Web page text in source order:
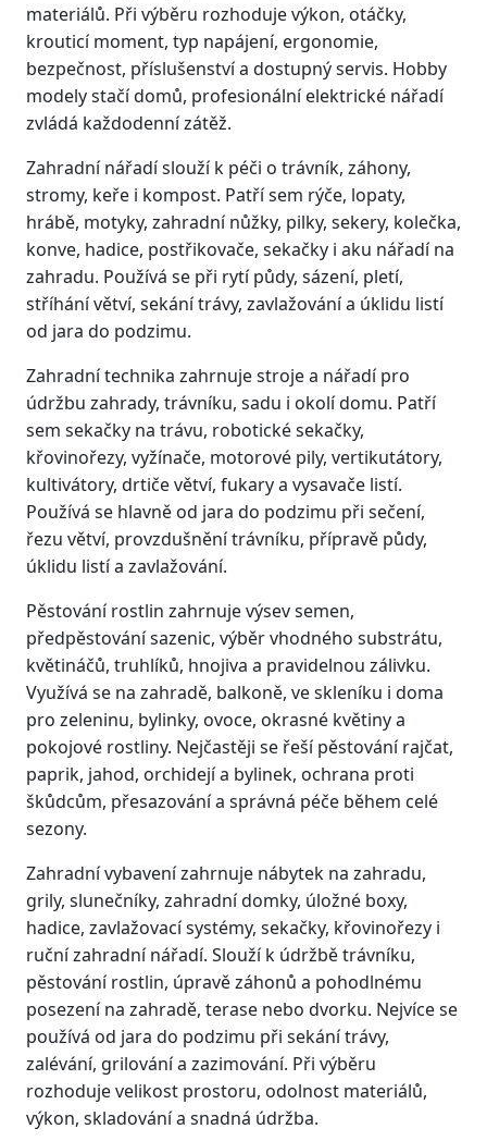
materiálů. Při výběru rozhoduje výkon, otáčky,
krouticí moment, typ napájení, ergonomie,
bezpečnost, příslušenství a dostupný servis. Hobby
modely stačí domů, profesionální elektrické nářadí
zvládá každodenní zátěž.
Zahradní nářadí slouží k péči o trávník, záhony,
stromy, keře i kompost. Patří sem rýče, lopaty,
hrábě, motyky, zahradní nůžky, pilky, sekery, kolečka,
konve, hadice, postřikovače, sekačky i aku nářadí na
zahradu. Používá se při rytí půdy, sázení, pletí,
stříhání větví, sekání trávy, zavlažování a úklidu listí
od jara do podzimu.
Zahradní technika zahrnuje stroje a nářadí pro
údržbu zahrady, trávníku, sadu i okolí domu. Patří
sem sekačky na trávu, robotické sekačky,
křovinořezy, vyžínače, motorové pily, vertikutátory,
kultivátory, drtiče větví, fukary a vysavače listí.
Používá se hlavně od jara do podzimu při sečení,
řezu větví, provzdušnění trávníku, přípravě půdy,
úklidu listí a zavlažování.
Pěstování rostlin zahrnuje výsev semen,
předpěstování sazenic, výběr vhodného substrátu,
květináčů, truhlíků, hnojiva a pravidelnou zálivku.
Využívá se na zahradě, balkoně, ve skleníku i doma
pro zeleninu, bylinky, ovoce, okrasné květiny a
pokojové rostliny. Nejčastěji se řeší pěstování rajčat,
paprik, jahod, orchidejí a bylinek, ochrana proti
škůdcům, přesazování a správná péče během celé
sezony.
Zahradní vybavení zahrnuje nábytek na zahradu,
grily, slunečníky, zahradní domky, úložné boxy,
hadice, zavlažovací systémy, sekačky, křovinořezy i
ruční zahradní nářadí. Slouží k údržbě trávníku,
pěstování rostlin, úpravě záhonů a pohodlnému
posezení na zahradě, terase nebo dvorku. Nejvíce se
používá od jara do podzimu při sekání trávy,
zalévání, grilování a zazimování. Při výběru
rozhoduje velikost prostoru, odolnost materiálů,
výkon, skladování a snadná údržba.